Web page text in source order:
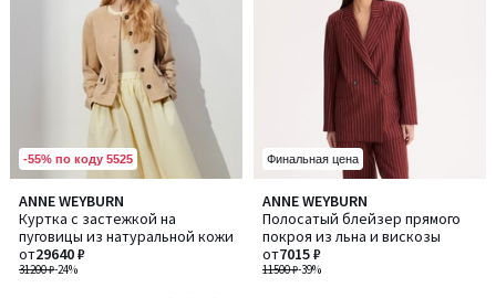
-55% по коду 5525
ANNE WEYBURN
Куртка с застежкой на
пуговицы из натуральной кожи
31200 ₽-24%
от29640 ₽
4,6
/ 5
Количество
цветов:
2
Финальная цена
ANNE WEYBURN
Полосатый блейзер прямого
покроя из льна и вискозы
11500 ₽-39%
от7015 ₽